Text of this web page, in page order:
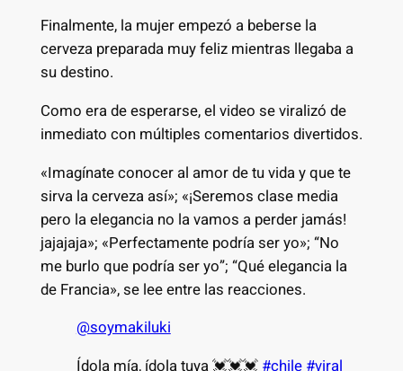
Finalmente, la mujer empezó a beberse la
cerveza preparada muy feliz mientras llegaba a
su destino.
Como era de esperarse, el video se viralizó de
inmediato con múltiples comentarios divertidos.
«Imagínate conocer al amor de tu vida y que te
sirva la cerveza así»; «¡Seremos clase media
pero la elegancia no la vamos a perder jamás!
jajajaja»; «Perfectamente podría ser yo»; “No
me burlo que podría ser yo”; “Qué elegancia la
de Francia», se lee entre las reacciones.
@soymakiluki
Ídola mía, ídola tuya 💓💓💓#chile#viral